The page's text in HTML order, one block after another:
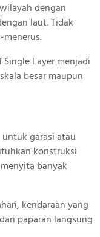
dengan
laut. Tidak
Layer menjadi
besar maupun
untuk garasi atau
konstruksi
banyak
kendaraan yang
paparan langsung